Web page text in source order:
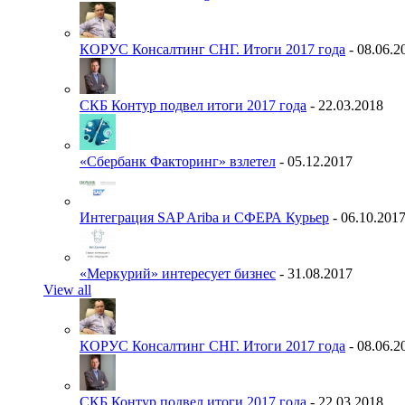
КОРУС Консалтинг СНГ. Итоги 2017 года -
СКБ Контур подвел итоги 2017 года - 22.03.2018
«Сбербанк Факторинг» взлетел - 05.12.2017
Интеграция SAP Ariba и СФЕРА Курьер - 06.10.2017
«Меркурий» интересует бизнес - 31.08.2017
View all
КОРУС Консалтинг СНГ. Итоги 2017 года -